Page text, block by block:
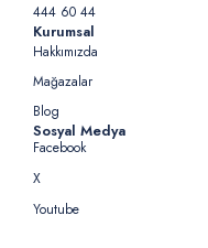
444 60 44
Kurumsal
Hakkımızda
Mağazalar
Blog
Sosyal Medya
Facebook
X
Youtube